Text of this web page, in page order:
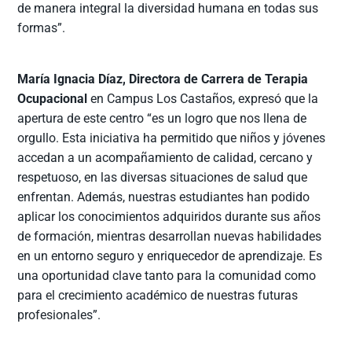
de manera integral la diversidad humana en todas sus
formas”.
María Ignacia Díaz, Directora de Carrera de Terapia
Ocupacional en Campus Los Castaños, expresó que la
apertura de este centro “es un logro que nos llena de
orgullo. Esta iniciativa ha permitido que niños y jóvenes
accedan a un acompañamiento de calidad, cercano y
respetuoso, en las diversas situaciones de salud que
enfrentan. Además, nuestras estudiantes han podido
aplicar los conocimientos adquiridos durante sus años
de formación, mientras desarrollan nuevas habilidades
en un entorno seguro y enriquecedor de aprendizaje. Es
una oportunidad clave tanto para la comunidad como
para el crecimiento académico de nuestras futuras
profesionales”.